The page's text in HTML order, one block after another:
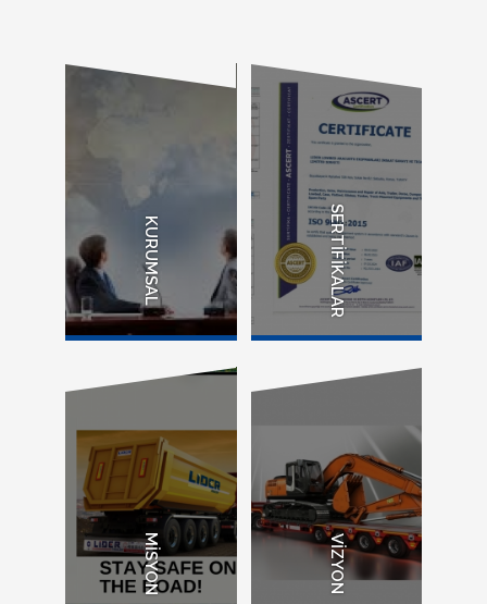
KURUMSAL SERTİFİKALAR
MİSYON VİZYON